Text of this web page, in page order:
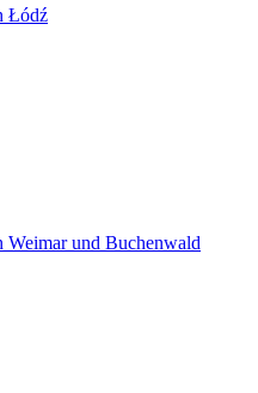
Łódź
Weimar und Buchenwald